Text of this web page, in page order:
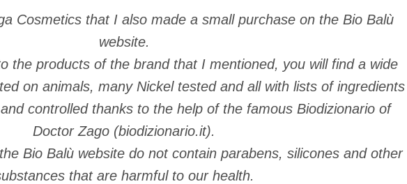
Cosmetics that I also made a small purchase on the Bio Balù
website.
the products of the brand that I mentioned, you will find a wide
on animals, many Nickel tested and all with lists of ingredients
controlled thanks to the help of the famous Biodizionario of
Doctor Zago (biodizionario.it).
Bio Balù website do not contain parabens, silicones and other
that are harmful to our health.